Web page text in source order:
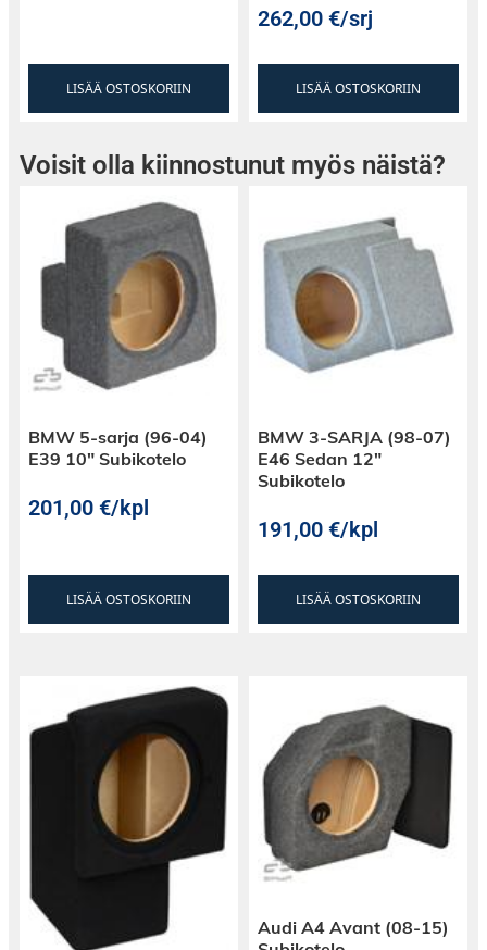
LISÄÄ OSTOSKORIIN
262,00€/srj
LISÄÄ OSTOSKORIIN
Voisit olla kiinnostunut myös näistä?
BMW 5-sarja (96-04)
E39 10″ Subikotelo
201,00€/kpl
LISÄÄ OSTOSKORIIN
BMW 3-SARJA (98-07)
E46 Sedan 12″
Subikotelo
191,00€/kpl
LISÄÄ OSTOSKORIIN
Audi A4 Avant (08-15)